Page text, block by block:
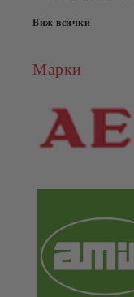
Виж всички
Марки